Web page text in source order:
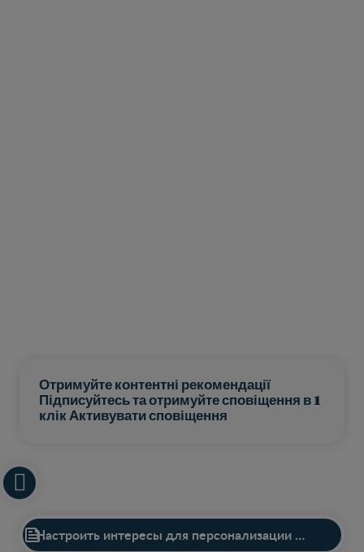
Найти продукт
Отримуйте контентні рекомендації
Підписуйтесь та отримуйте сповіщення в 1
клік Активувати сповіщення